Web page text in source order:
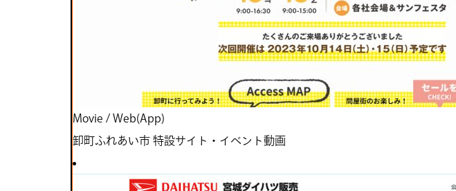
Movie / Web(App)
卸町ふれあい市 特設サイト・イベント動画